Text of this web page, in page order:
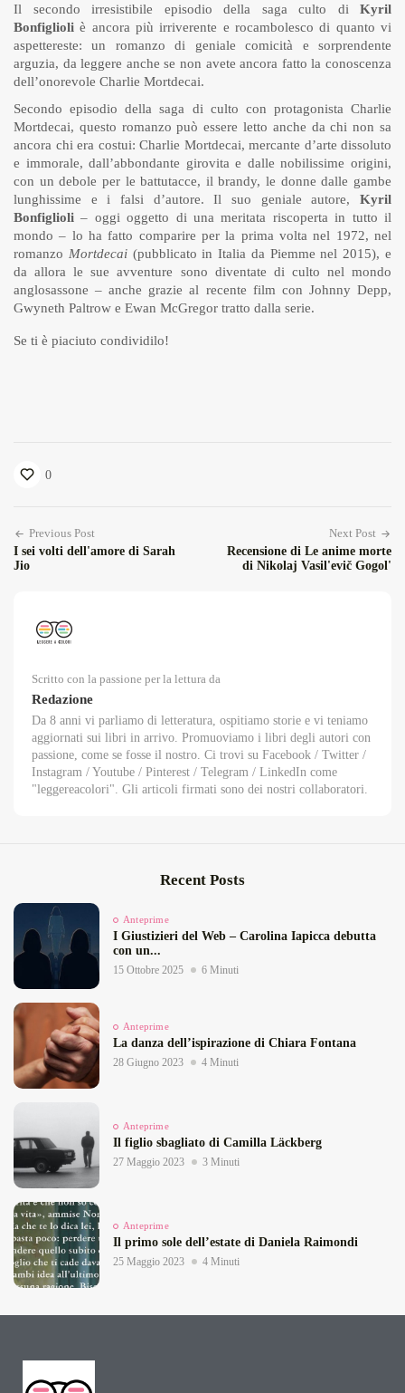
Il secondo irresistibile episodio della saga culto di Kyril
Bonfiglioli è ancora più irriverente e rocambolesco di quanto vi
aspettereste: un romanzo di geniale comicità e sorprendente
arguzia, da leggere anche se non avete ancora fatto la conoscenza
dell’onorevole Charlie Mortdecai.
Secondo episodio della saga di culto con protagonista Charlie
Mortdecai, questo romanzo può essere letto anche da chi non sa
ancora chi era costui: Charlie Mortdecai, mercante d’arte dissoluto
e immorale, dall’abbondante girovita e dalle nobilissime origini,
con un debole per le battutacce, il brandy, le donne dalle gambe
lunghissime e i falsi d’autore. Il suo geniale autore, Kyril
Bonfiglioli – oggi oggetto di una meritata riscoperta in tutto il
mondo – lo ha fatto comparire per la prima volta nel 1972, nel
romanzo Mortdecai(pubblicato in Italia da Piemme nel 2015), e
da allora le sue avventure sono diventate di culto nel mondo
anglosassone – anche grazie al recente film con Johnny Depp,
Gwyneth Paltrow e Ewan McGregor tratto dalla serie.
Se ti è piaciuto condividilo!
0
Previous Post
I sei volti dell'amore di Sarah
Jio
Next Post
Recensione di Le anime morte
di Nikolaj Vasil'evič Gogol'
Scritto con la passione per la lettura da
Redazione
Da 8 anni vi parliamo di letteratura, ospitiamo storie e vi teniamo
aggiornati sui libri in arrivo. Promuoviamo i libri degli autori con
passione, come se fosse il nostro. Ci trovi su Facebook / Twitter /
Instagram / Youtube / Pinterest / Telegram / LinkedIn come
"leggereacolori". Gli articoli firmati sono dei nostri collaboratori.
Recent Posts
Anteprime
I Giustizieri del Web – Carolina Iapicca debutta
con un...
15 Ottobre 2025 6 Minuti
Anteprime
La danza dell’ispirazione di Chiara Fontana
28 Giugno 2023 4 Minuti
Anteprime
Il figlio sbagliato di Camilla Läckberg
27 Maggio 2023 3 Minuti
Anteprime
Il primo sole dell’estate di Daniela Raimondi
25 Maggio 2023 4 Minuti